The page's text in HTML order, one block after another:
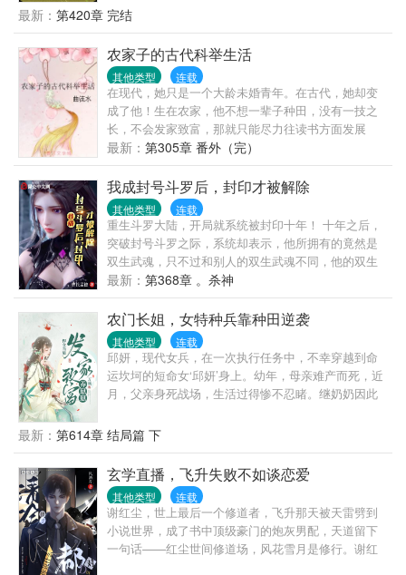
健气体育生＆占有欲极强病娇美男
刚刚看的狗血小说，是一本七零年代文，小说里又个
跟洛小柔一样的名字还是跟女主抢男主的女配，女配
抢不到男主爱而不得，就想把女主毁掉，就找到村里
的二流子欺负女主，后来被女主的追求者们设计，女
配跟二流子一起被捉奸在床，只能嫁给二流子婚后被
二流子家暴致死，死的时候衣服都没有穿身上都是伤
口还流脓，死的好惨，现在洛小柔已经换成在末世生
活过的洛小柔，洛小柔一想到跟女主抢男主就想骂
人，好在现在还早女配还没有遇到女主跟男主，洛小
异能都在空间还能种田有灵泉不用愁吃喝。洛小柔终
于可以当一条远离女主男主的快乐的咸鱼了。那个谁
不要吃咸鱼，咸鱼不好吃。
最新： 第420章 完结
农家子的古代科举生活
其他类型 连载
在现代，她只是一个大龄未婚青年。在古代，她却变
成了他！生在农家，他不想一辈子种田，没有一技之
长，不会发家致富，那就只能尽力往读书方面发展
了。至于是男是女？在生存面前还需要矫情吗？文女
穿男，主角会娶妻，像一般人一样生活，不搞基，基
本上没有什么金手指，现实流。公告：本文于下周三
（10月26日）入V，当天更新一万字，之后每天保持日
更3000大家多多支持。
最新： 第305章 番外（完）
我成封号斗罗后，封印才被解除
其他类型 连载
重生斗罗大陆，开局就系统被封印十年！ 十年之后，
突破封号斗罗之际，系统却表示，他所拥有的竟然是
双生武魂，只不过和别人的双生武魂不同，他的双生
武魂是直接融为一体的，可以随时转换形态的。 本以
为他所拥有的是兽武魂雷霆白龙。 却不想，龙还能转
型成为器武魂曙光铠！ 本书又名（斗罗之我的双生武
魂合二为一）（老曹家优秀后辈）
最新： 第368章 。杀神
农门长姐，女特种兵靠种田逆袭
其他类型 连载
邱妍，现代女兵，在一次执行任务中，不幸穿越到命
运坎坷的短命女‘邱妍’身上。幼年，母亲难产而死，近
月，父亲身死战场，生活过得惨不忍睹。继奶奶因此
凌辱。性子刚，手腕强的邱妍接过这烂摊子，果断和
这老妇人断了关系。发家致富，赚钱养家，日子本过
得蒸蒸日上，但是，本就不可能有交集的男人，却要
娶她……多年后，弟弟被她培养成国之栋梁；弱不禁
风的小妹也被她养的亭亭玉立；就连一向调皮的便宜
儿子也孝顺有加……
最新： 第614章 结局篇 下
玄学直播，飞升失败不如谈恋爱
其他类型 连载
谢红尘，世上最后一个修道者，飞升那天被天雷劈到
小说世界，成了书中顶级豪门的炮灰男配，天道留下
一句话——红尘世间修道场，风花雪月是修行。谢红